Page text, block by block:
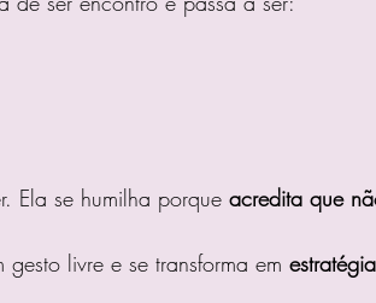
Ela se humilha porque acredita que
livre e se transforma em